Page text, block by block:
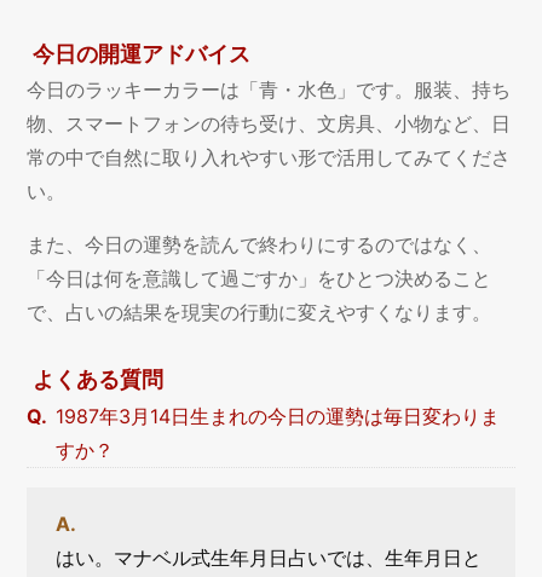
今日の開運アドバイス
今日のラッキーカラーは「青・水色」です。服装、持ち
物、スマートフォンの待ち受け、文房具、小物など、日
常の中で自然に取り入れやすい形で活用してみてくださ
い。
また、今日の運勢を読んで終わりにするのではなく、
「今日は何を意識して過ごすか」をひとつ決めること
で、占いの結果を現実の行動に変えやすくなります。
よくある質問
1987年3月14日生まれの今日の運勢は毎日変わりま
すか？
はい。マナベル式生年月日占いでは、生年月日と